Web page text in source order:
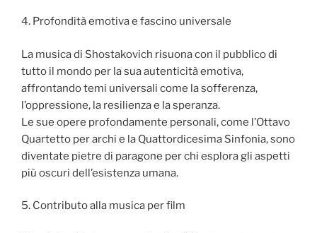
4. Profondità emotiva e fascino universale
La musica di Shostakovich risuona con il pubblico di
tutto il mondo per la sua autenticità emotiva,
affrontando temi universali come la sofferenza,
l’oppressione, la resilienza e la speranza.
Le sue opere profondamente personali, come l’Ottavo
Quartetto per archi e la Quattordicesima Sinfonia, sono
diventate pietre di paragone per chi esplora gli aspetti
più oscuri dell’esistenza umana.
5. Contributo alla musica per film